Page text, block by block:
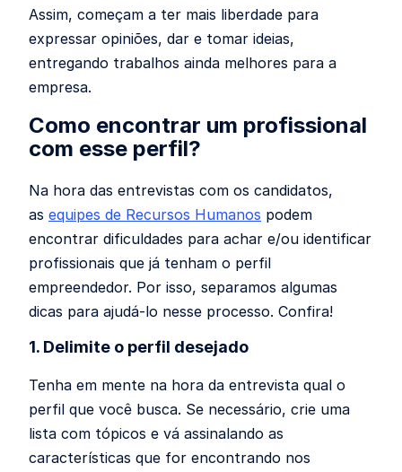
Assim, começam a ter mais liberdade para
expressar opiniões, dar e tomar ideias,
entregando trabalhos ainda melhores para a
empresa.
Como encontrar um profissional
com esse perfil?
Na hora das entrevistas com os candidatos,
as equipes de Recursos Humanos podem
encontrar dificuldades para achar e/ou identificar
profissionais que já tenham o perfil
empreendedor. Por isso, separamos algumas
dicas para ajudá-lo nesse processo. Confira!
1. Delimite o perfil desejado
Tenha em mente na hora da entrevista qual o
perfil que você busca. Se necessário, crie uma
lista com tópicos e vá assinalando as
características que for encontrando nos